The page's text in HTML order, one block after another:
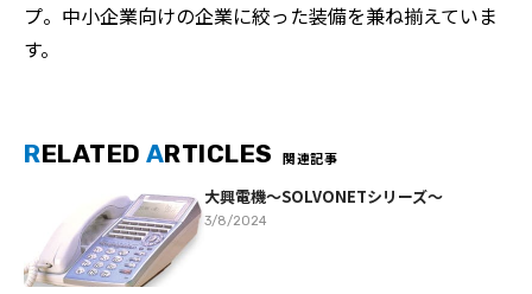
プ。中小企業向けの企業に絞った装備を兼ね揃えていま
す。
RELATED ARTICLES 関連記事
大興電機～SOLVONETシリーズ～
3/8/2024